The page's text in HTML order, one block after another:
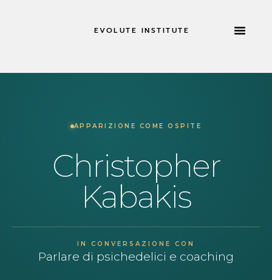
EVOLUTE INSTITUTE
APPARIZIONE COME OSPITE
Christopher
Kabakis
IN CONVERSAZIONE CON
Parlare di psichedelici e coaching